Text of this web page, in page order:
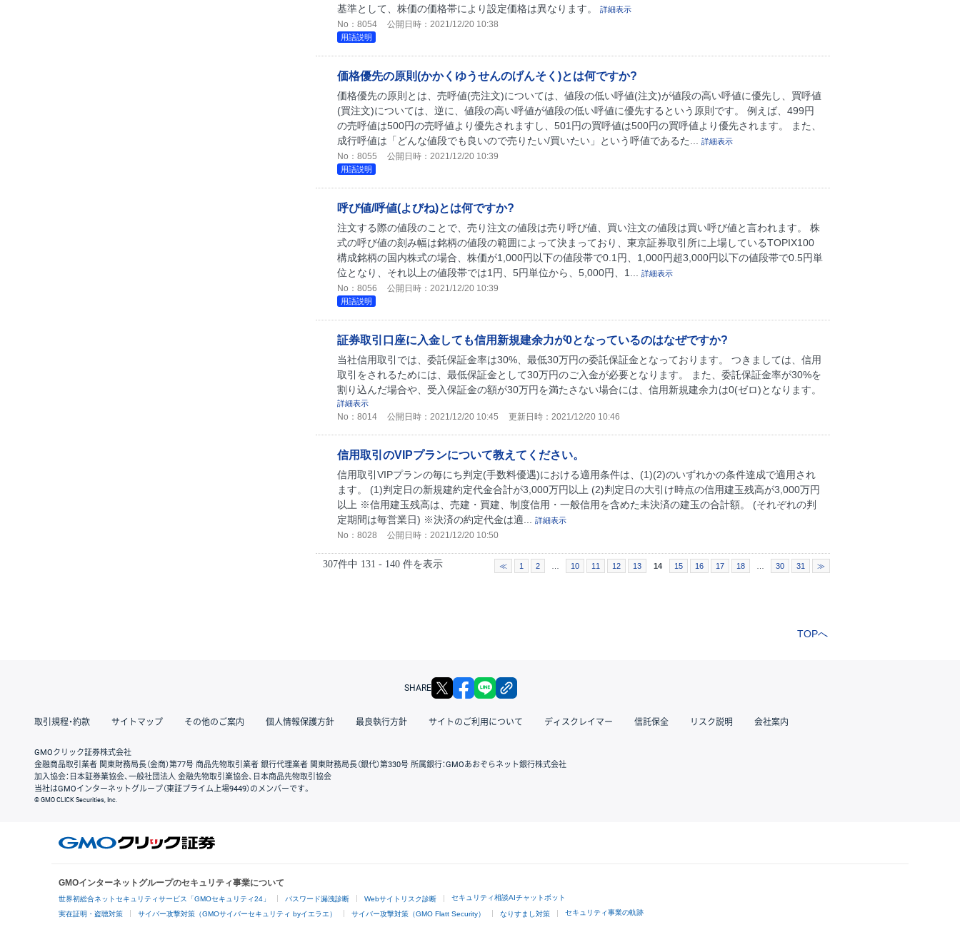
基準として、株価の価格帯により設定価格は異なります。
詳細表示
No：8054 公開日時：2021/12/20 10:38
用語説明
価格優先の原則(かかくゆうせんのげんそく)とは何ですか?
価格優先の原則とは、売呼値(売注文)については、値段の低い呼値(注文)が値段の高い呼値に優先し、買呼値
(買注文)については、逆に、値段の高い呼値が値段の低い呼値に優先するという原則です。 例えば、499円
の売呼値は500円の売呼値より優先されますし、501円の買呼値は500円の買呼値より優先されます。 また、
成行呼値は「どんな値段でも良いので売りたい/買いたい」という呼値であるた...
詳細表示
No：8055 公開日時：2021/12/20 10:39
用語説明
呼び値/呼値(よびね)とは何ですか?
注文する際の値段のことで、売り注文の値段は売り呼び値、買い注文の値段は買い呼び値と言われます。 株
式の呼び値の刻み幅は銘柄の値段の範囲によって決まっており、東京証券取引所に上場しているTOPIX100
構成銘柄の国内株式の場合、株価が1,000円以下の値段帯で0.1円、1,000円超3,000円以下の値段帯で0.5円単
位となり、それ以上の値段帯では1円、5円単位から、5,000円、1...
詳細表示
No：8056 公開日時：2021/12/20 10:39
用語説明
証券取引口座に入金しても信用新規建余力が0となっているのはなぜですか?
当社信用取引では、委託保証金率は30%、最低30万円の委託保証金となっております。 つきましては、信用
取引をされるためには、最低保証金として30万円のご入金が必要となります。 また、委託保証金率が30%を
割り込んだ場合や、受入保証金の額が30万円を満たさない場合には、信用新規建余力は0(ゼロ)となります。
詳細表示
No：8014 公開日時：2021/12/20 10:45 更新日時：2021/12/20 10:46
信用取引のVIPプランについて教えてください。
信用取引VIPプランの毎にち判定(手数料優遇)における適用条件は、(1)(2)のいずれかの条件達成で適用され
ます。 (1)判定日の新規建約定代金合計が3,000万円以上 (2)判定日の大引け時点の信用建玉残高が3,000万円
以上 ※信用建玉残高は、売建・買建、制度信用・一般信用を含めた未決済の建玉の合計額。 (それぞれの判
定期間は毎営業日) ※決済の約定代金は適...
詳細表示
No：8028 公開日時：2021/12/20 10:50
307件中 131 - 140 件を表示 ≪ 1 2 10 11 12 13 14 15 16 17 18 30 31 ≫
TOPへ
SHARE X facebook
取引規程・約款 サイトマップ その他のご案内 個人情報保護方針 最良執行方針 サイトのご利用について ディスクレイマー 信託保全 リスク説明 会社案内
GMOクリック証券株式会社
金融商品取引業者 関東財務局長（金商）第77号 商品先物取引業者 銀行代理業者 関東財務局長（銀代）第330号 所属銀行：GMOあおぞらネット銀行株式会社
加入協会：日本証券業協会、一般社団法人 金融先物取引業協会、日本商品先物取引協会
当社はGMOインターネットグループ（東証プライム上場9449）のメンバーです。
© GMO CLICK Securities, Inc.
GMOインターネットグループのセキュリティ事業について
世界初総合ネットセキュリティサービス「GMOセキュリティ24」 パスワード漏洩診断 Webサイトリスク診断 セキュリティ相談AIチャットボット
実在証明・盗聴対策 サイバー攻撃対策（GMOサイバーセキュリティ byイエラエ） サイバー攻撃対策（GMO Flatt Security） なりすまし対策 セキュリティ事業の軌跡